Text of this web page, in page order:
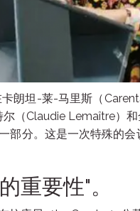
朗坦-莱-马里斯（
（Claudie Lemaître）
部分。这是一次特殊的
重要性"。